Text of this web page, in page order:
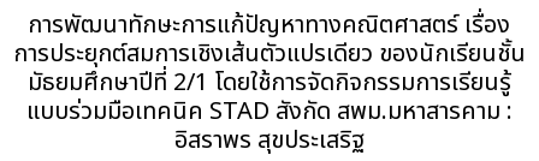
การพัฒนาทักษะการแก้ปัญหาทางคณิตศาสตร์ เรื่อง
การประยุกต์สมการเชิงเส้นตัวแปรเดียว ของนักเรียนชั้น
มัธยมศึกษาปีที่ 2/1 โดยใช้การจัดกิจกรรมการเรียนรู้
แบบร่วมมือเทคนิค STAD สังกัด สพม.มหาสารคาม :
อิสราพร สุขประเสริฐ